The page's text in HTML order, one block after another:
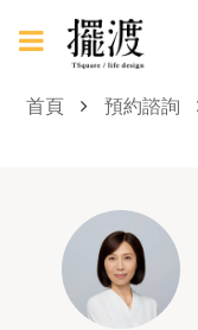
首頁 預約諮詢